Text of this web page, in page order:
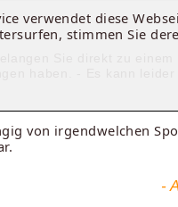
Sie direkt zu
von irgendwelchen
-
verwendet diese
stimmen Sie